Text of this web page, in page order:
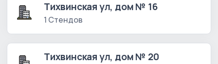
Тихвинская ул, дом № 16
1 Стендов
Тихвинская ул, дом № 20